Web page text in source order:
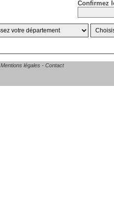
Confirmez
Mentions légales - Contact